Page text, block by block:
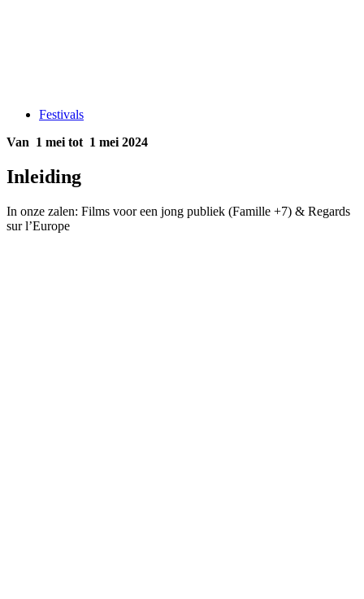
Festivals
Van 1 mei tot 1 mei 2024
Inleiding
In onze zalen: Films voor een jong publiek (Famille +7) & Regards
sur l’Europe